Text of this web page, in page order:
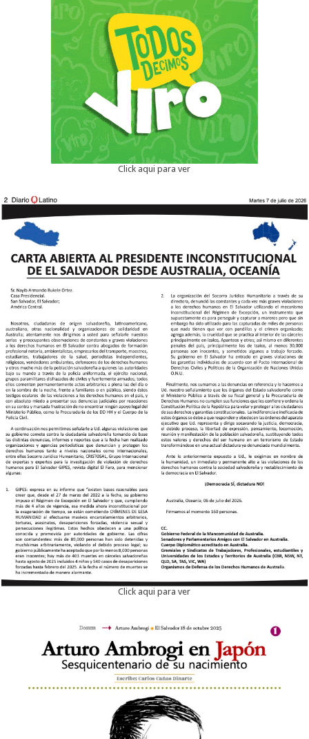
Click aqui para ver
Click aqui para ver